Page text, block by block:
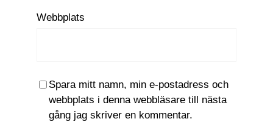
Webbplats
Spara mitt namn, min e-postadress och
webbplats i denna webbläsare till nästa
gång jag skriver en kommentar.